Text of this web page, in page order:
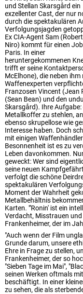
und Stellan Skarsgård ein
exzellenter Cast, der nur
durch die spektakulären
Verfolgungsjagden
Ex CIA-Agent Sam
Niro) kommt für einen
Paris. In einer
heruntergekommenen
trifft er seine
McElhone), die neben
Waffenexperten
Franzosen Vincent (Jean
(Sean Bean) und den
Skarsgård). Ihre
Metallkoffer zu stehlen,
ebenso skrupellose wie
Interesse haben. Doch
mit einigen
Besonnenheit ist es zu
Leben davonkommen.
geweckt: Wer sind
seine neuen
verfolgt die schöne
spektakulären
Moment der Wahrheit
Metallbehältnis
Karten. "'Ronin' ist ein
Verdacht, Misstrauen
Frankenheimer, der im
"Auch wenn der Film
Grunde darum, unsere
Ehre in Frage zu stellen,
Frankenheimer, der so
"Sieben Tage im Mai",
seinen Werken oftmals
beschäftigt. In einer
zu sehen, die als